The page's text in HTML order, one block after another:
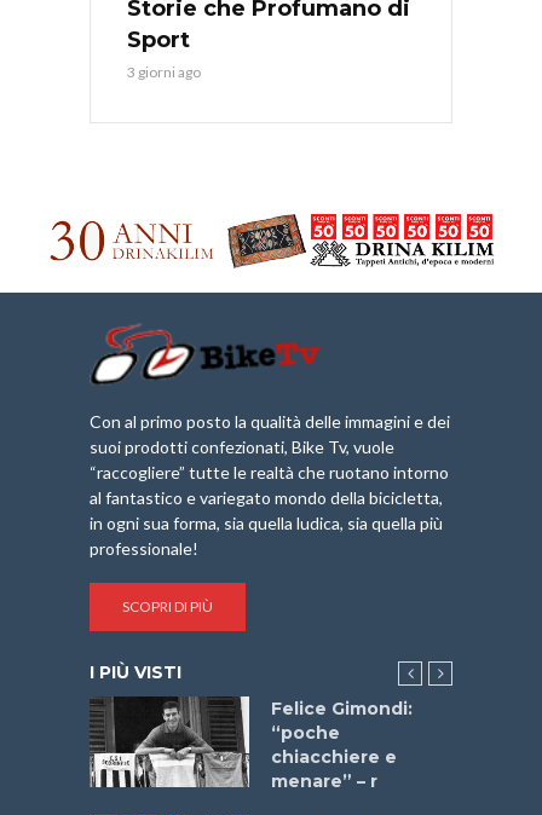
Storie che Profumano di
Sport
3 giorni ago
Con al primo posto la qualità delle immagini e dei
suoi prodotti confezionati, Bike Tv, vuole
“raccogliere” tutte le realtà che ruotano intorno
al fantastico e variegato mondo della bicicletta,
in ogni sua forma, sia quella ludica, sia quella più
professionale!
SCOPRI DI PIÙ
I PIÙ VISTI
Felice Gimondi:
“poche
chiacchiere e
menare” – r